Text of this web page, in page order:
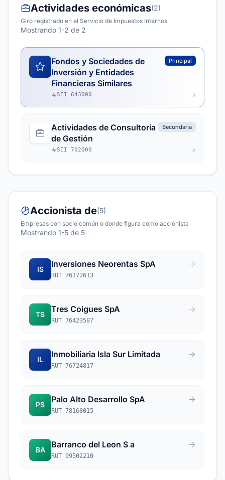
Actividades económicas(2)
Giro registrado en el Servicio de Impuestos Internos
Mostrando 1-2 de 2
Fondos y Sociedades de
Inversión y Entidades
Financieras Similares
Principal
SII 643000
Actividades de Consultoría
de Gestión
Secundaria
SII 702000
Accionista de(5)
Empresas con socio común o donde figura como accionista
Mostrando 1-5 de 5
IS
Inversiones Neorentas SpA
RUT 76172613
TS
Tres Coigues SpA
RUT 76423587
IL
Inmobiliaria Isla Sur Limitada
RUT 76724817
PS
Palo Alto Desarrollo SpA
RUT 78168015
BA
Barranco del Leon S a
RUT 99502210